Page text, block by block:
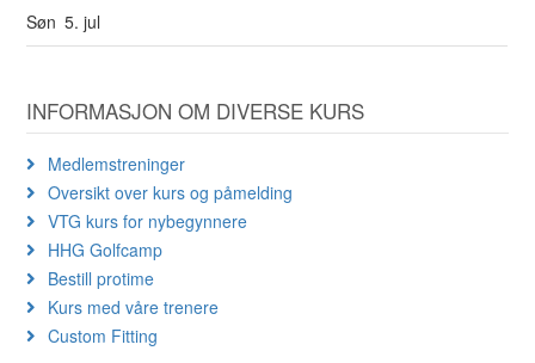
Søn 5. jul
INFORMASJON OM DIVERSE KURS
Medlemstreninger
Oversikt over kurs og påmelding
VTG kurs for nybegynnere
HHG Golfcamp
Bestill protime
Kurs med våre trenere
Custom Fitting